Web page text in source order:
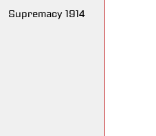
Supremacy 1914